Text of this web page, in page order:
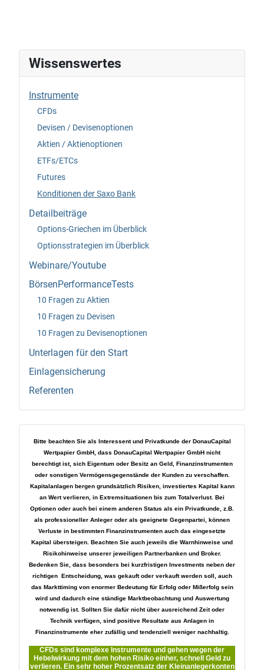
Wissenswertes
Instrumente
CFDs
Devisen / Devisenoptionen
Aktien / Aktienoptionen
ETFs/ETCs
Futures
Konditionen der Saxo Bank
Detailbeiträge
Options-Griechen im Überblick
Optionsstrategien im Überblick
Webinare/Youtube
BörsenPerformanceTests
10 Fragen zu Aktien
10 Fragen zu Devisen
10 Fragen zu Devisenoptionen
Unterlagen für den Start
Einlagensicherung
Referenten
Bitte beachten Sie als Interessent und Privatkunde der DonauCapital
Wertpapier GmbH, dass DonauCapital Wertpapier GmbH nicht
berechtigt ist, sich Eigentum oder Besitz an Geld, Finanzinstrumenten
oder sonstigen Vermögensgegenstände der Kunden zu verschaffen.
Kapitalanlagen bergen grundsätzlich Risiken, investiertes Kapital kann
an Wert verlieren, in Extremsituationen bis zum Totalverlust. Bei
Optionen oder auch bei einem anderen Status als ein Privatkunde, z.B.
als professioneller Anleger oder als geeignete Gegenpartei, können
Verluste in bestimmten Finanzinstrumenten auch das eingesetzte
Kapital übersteigen. Beachten Sie auch jeweils die Warnhinweise und
Risikohinweise unserer jeweiligen Partnerbanken und Broker.
Bedenken Sie, dass besonders bei kurzfristigen Investments neben der
richtigen Entscheidung, was gekauft oder verkauft werden soll, auch
das Markttiming von enormer Bedeutung für Erfolg oder Mißerfolg sein
wird und dadurch eine ständige Marktbeobachtung und Auswertung
notwendig ist. Sollten Sie dafür nicht über ausreichend Zeit oder
Technik verfügen, sind positive Resultate aus Anlagen in
Finanzinstrumente eher zufällig und tendenziell weniger nachhaltig.
CFDs sind komplexe Instrumente und gehen wegen der
Hebelwirkung mit dem hohen Risiko einher, schnell Geld zu
verlieren. Ein sehr hoher Prozentsatz der Kleinanlegerkonten